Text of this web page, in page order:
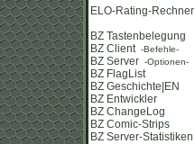
ELO-Rating-Rechner
BZ Tastenbelegung
BZ Client -Befehle-
BZ Server -Optionen-
BZ FlagList
BZ Geschichte|EN
BZ Entwickler
BZ ChangeLog
BZ Comic-Strips
BZ Server-Statistiken